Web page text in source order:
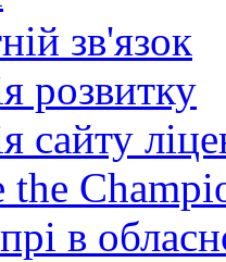
зв'язок
розвитку
сайту
the
в